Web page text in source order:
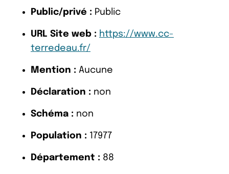
Public/privé : Public
URL Site web : https://www.cc-
terredeau.fr/
Mention : Aucune
Déclaration : non
Schéma : non
Population : 17977
Département : 88